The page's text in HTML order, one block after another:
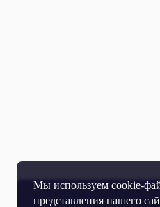
Мы используем cookie-
представления нашего